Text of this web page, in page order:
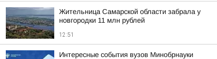
Жительница Самарской области забрала у
новгородки 11 млн рублей
12:51
Интересные события вузов Минобрнауки